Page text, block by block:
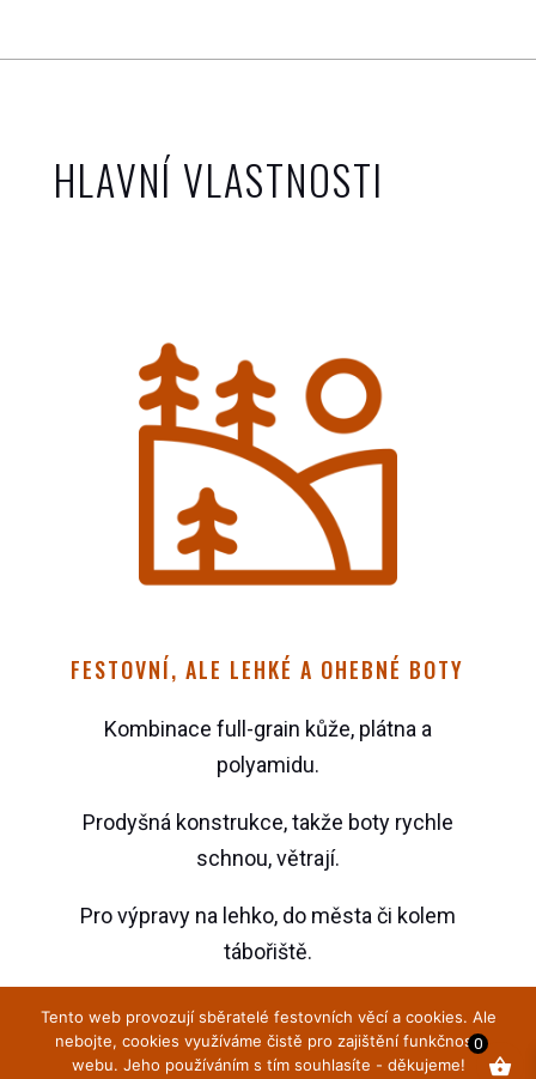
HLAVNÍ VLASTNOSTI
FESTOVNÍ, ALE LEHKÉ A OHEBNÉ BOTY
Kombinace full-grain kůže, plátna a
polyamidu.
Prodyšná konstrukce, takže boty rychle
schnou, větrají.
Pro výpravy na lehko, do města či kolem
tábořiště.
0
Tento web provozují sběratelé festovních věcí a cookies. Ale
nebojte, cookies využíváme čistě pro zajištění funkčnosti
webu. Jeho používáním s tím souhlasíte - děkujeme!